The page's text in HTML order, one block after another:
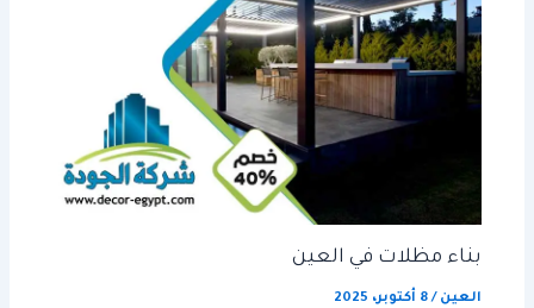
بناء مظلات في العين
العين /8 أكتوبر، 2025